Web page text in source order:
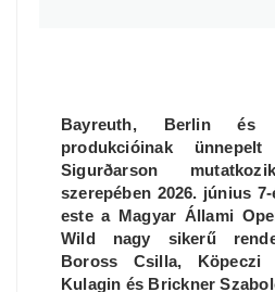
Bayreuth, Berlin és
produkcióinak
Sigurðarson
szerepében 2026. június
este a Magyar Állami
Wild nagy sikerű
Boross Csilla, Köpeczi
Kulagin és Brickner